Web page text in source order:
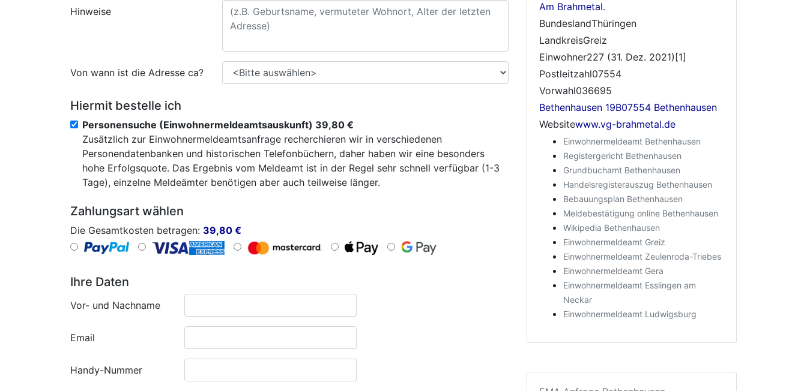
Hinweise
Von wann ist die Adresse ca?
Hiermit bestelle ich
Personensuche (Einwohnermeldeamtsauskunft) 39,80 €
Zusätzlich zur Einwohnermeldeamtsanfrage recherchieren wir in verschiedenen
Personendatenbanken und historischen Telefonbüchern, daher haben wir eine besonders
hohe Erfolgsquote. Das Ergebnis vom Meldeamt ist in der Regel sehr schnell verfügbar (1-3
Tage), einzelne Meldeämter benötigen aber auch teilweise länger.
Zahlungsart wählen
Die Gesamtkosten betragen: 39,80 €
Ihre Daten
Vor- und Nachname
Email
Handy-Nummer
Am Brahmetal.
BundeslandThüringen
LandkreisGreiz
Einwohner227 (31. Dez. 2021)[1]
Postleitzahl07554
Vorwahl036695
Bethenhausen 19B07554 Bethenhausen
Websitewww.vg-brahmetal.de
Einwohnermeldeamt Bethenhausen
Registergericht Bethenhausen
Grundbuchamt Bethenhausen
Handelsregisterauszug Bethenhausen
Bebauungsplan Bethenhausen
Meldebestätigung online Bethenhausen
Wikipedia Bethenhausen
Einwohnermeldeamt Greiz
Einwohnermeldeamt Zeulenroda-Triebes
Einwohnermeldeamt Gera
Einwohnermeldeamt Esslingen am
Neckar
Einwohnermeldeamt Ludwigsburg